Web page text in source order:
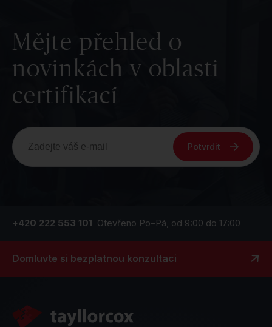
Mějte přehled o
novinkách v oblasti
certifikací
Potvrdit
+420 222 553 101 Otevřeno Po–Pá, od 9:00 do 17:00
Domluvte si bezplatnou konzultaci